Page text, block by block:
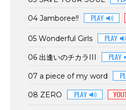
04 Jamboree!!
05 Wonderful Girls
06 出逢いのチカラIII
07 a piece of my word
08 ZERO